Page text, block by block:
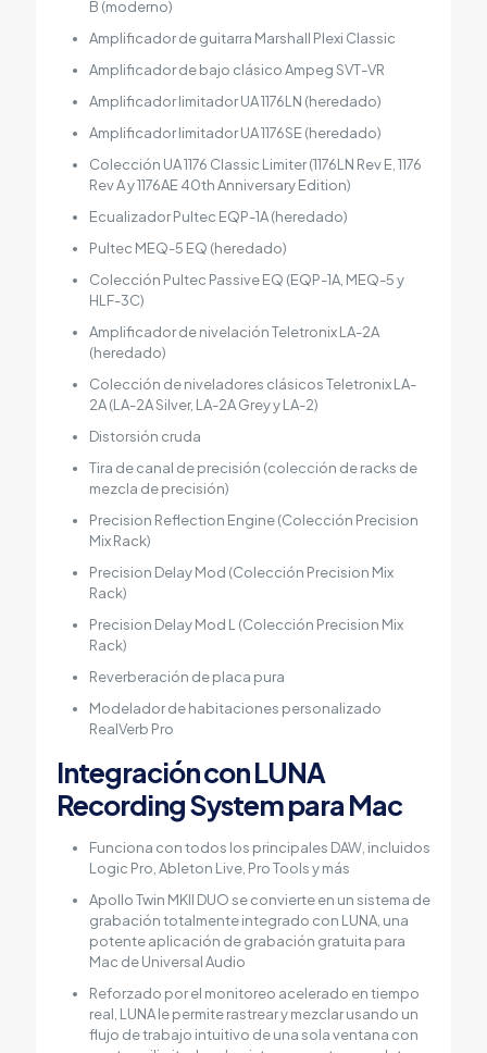
B (moderno)
Amplificador de guitarra Marshall Plexi Classic
Amplificador de bajo clásico Ampeg SVT-VR
Amplificador limitador UA 1176LN (heredado)
Amplificador limitador UA 1176SE (heredado)
Colección UA 1176 Classic Limiter (1176LN Rev E, 1176
Rev A y 1176AE 40th Anniversary Edition)
Ecualizador Pultec EQP-1A (heredado)
Pultec MEQ-5 EQ (heredado)
Colección Pultec Passive EQ (EQP-1A, MEQ-5 y
HLF-3C)
Amplificador de nivelación Teletronix LA-2A
(heredado)
Colección de niveladores clásicos Teletronix LA-
2A (LA-2A Silver, LA-2A Grey y LA-2)
Distorsión cruda
Tira de canal de precisión (colección de racks de
mezcla de precisión)
Precision Reflection Engine (Colección Precision
Mix Rack)
Precision Delay Mod (Colección Precision Mix
Rack)
Precision Delay Mod L (Colección Precision Mix
Rack)
Reverberación de placa pura
Modelador de habitaciones personalizado
RealVerb Pro
Integración con LUNA
Recording System para Mac
Funciona con todos los principales DAW, incluidos
Logic Pro, Ableton Live, Pro Tools y más
Apollo Twin MKII DUO se convierte en un sistema de
grabación totalmente integrado con LUNA, una
potente aplicación de grabación gratuita para
Mac de Universal Audio
Reforzado por el monitoreo acelerado en tiempo
real, LUNA le permite rastrear y mezclar usando un
flujo de trabajo intuitivo de una sola ventana con